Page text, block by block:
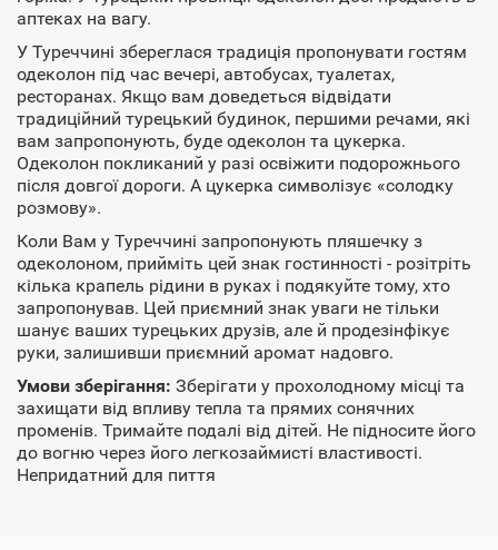
аптеках на вагу.
У Туреччині збереглася традиція пропонувати гостям
одеколон під час вечері, автобусах, туалетах,
ресторанах. Якщо вам доведеться відвідати
традиційний турецький будинок, першими речами, які
вам запропонують, буде одеколон та цукерка.
Одеколон покликаний у разі освіжити подорожнього
після довгої дороги. А цукерка символізує «солодку
розмову».
Коли Вам у Туреччині запропонують пляшечку з
одеколоном, прийміть цей знак гостинності - розітріть
кілька крапель рідини в руках і подякуйте тому, хто
запропонував. Цей приємний знак уваги не тільки
шанує ваших турецьких друзів, але й продезінфікує
руки, залишивши приємний аромат надовго.
Умови зберігання: Зберігати у прохолодному місці та
захищати від впливу тепла та прямих сонячних
променів. Тримайте подалі від дітей. Не підносите його
до вогню через його легкозаймисті властивості.
Непридатний для пиття